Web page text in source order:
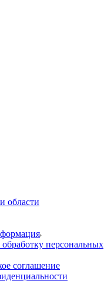
области
персональных
соглашение